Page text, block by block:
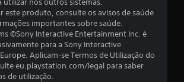
utilizar nos outros sistemas.
este produto, consulte os avisos de saúde
importantes sobre saúde.
©Sony Interactive Entertainment Inc. é
para a Sony Interactive
Aplicam-se Termos de Utilização do
eu.playstation.com/legal para saber
de utilização.